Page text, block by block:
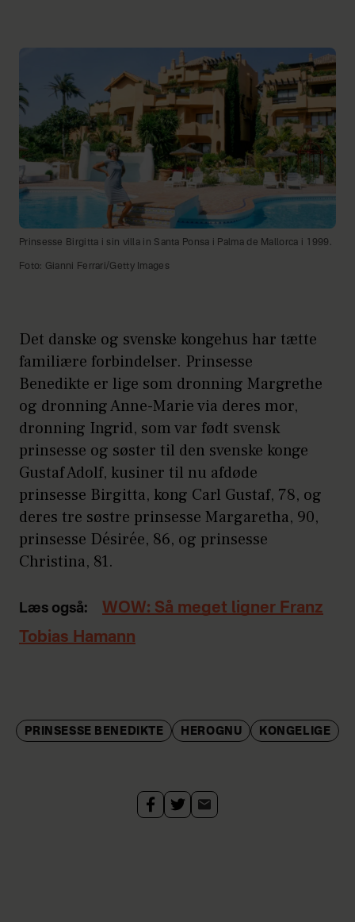
Prinsesse Birgitta i sin villa in Santa Ponsa i Palma de Mallorca i 1999.
Foto: Gianni Ferrari/Getty Images
Det danske og svenske kongehus har tætte
familiære forbindelser. Prinsesse
Benedikte er lige som dronning Margrethe
og dronning Anne-Marie via deres mor,
dronning Ingrid, som var født svensk
prinsesse og søster til den svenske konge
Gustaf Adolf, kusiner til nu afdøde
prinsesse Birgitta, kong Carl Gustaf, 78, og
deres tre søstre prinsesse Margaretha, 90,
prinsesse Désirée, 86, og prinsesse
Christina, 81.
Læs også:
WOW: Så meget ligner Franz
Tobias Hamann
PRINSESSE BENEDIKTE HEROGNU KONGELIGE